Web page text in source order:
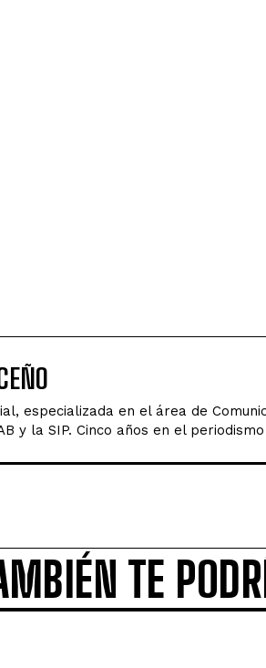
especializada en el área de
y la SIP. Cinco años en el
TE